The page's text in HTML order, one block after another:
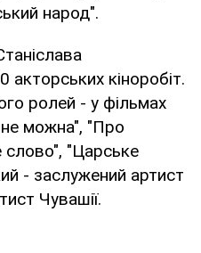
народ".
кіноробіт.
ролей - у фільмах
не можна", "Про
слово", "Царське
- заслужений артист
Чувашії.